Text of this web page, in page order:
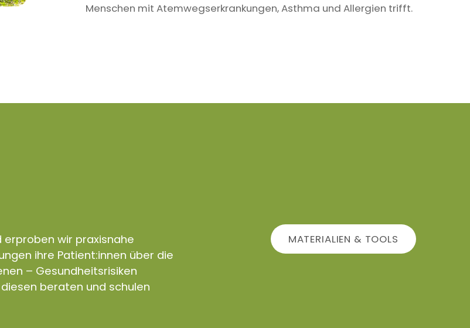
Menschen mit Atemwegserkrankungen, Asthma und Allergien trifft.
erproben wir praxisnahe
ihre Patient:innen über die
– Gesundheitsrisiken
beraten und schulen
MATERIALIEN & TOOLS